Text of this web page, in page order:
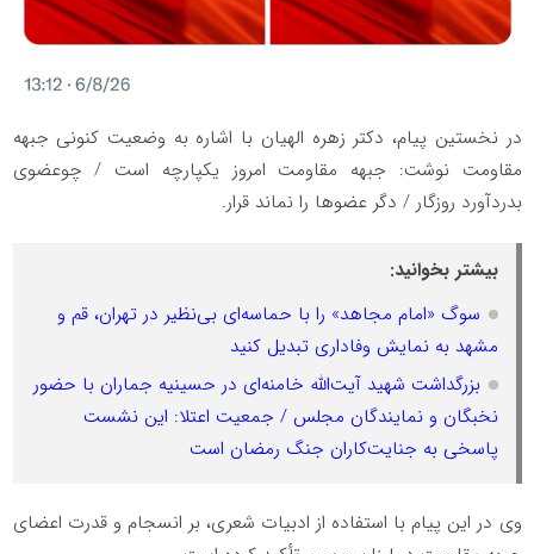
در نخستین پیام، دکتر زهره الهیان با اشاره به وضعیت کنونی جبهه
مقاومت نوشت: جبهه مقاومت امروز یکپارچه است / چوعضوی
بدردآورد روزگار / دگر عضوها را نماند قرار.
بیشتر بخوانید:
سوگ «امام مجاهد» را با حماسه‌ای بی‌نظیر در تهران، قم و
مشهد به نمایش وفاداری تبدیل کنید
بزرگداشت شهید آیت‌الله خامنه‌ای در حسینیه جماران با حضور
نخبگان و نمایندگان مجلس / جمعیت اعتلا: این نشست
پاسخی به جنایت‌کاران جنگ رمضان است
وی در این پیام با استفاده از ادبیات شعری، بر انسجام و قدرت اعضای